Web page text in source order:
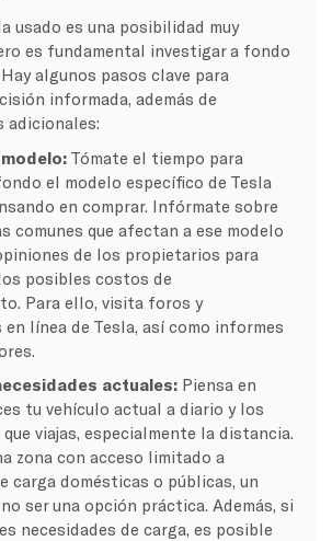
usado es una posibilidad muy
es fundamental investigar a fondo
algunos pasos clave para
informada, además de
adicionales:
Tómate el tiempo para
el modelo específico de Tesla
en comprar. Infórmate sobre
comunes que afectan a ese modelo
de los propietarios para
posibles costos de
Para ello, visita foros y
en línea de Tesla, así como informes
actuales: Piensa en
tu vehículo actual a diario y los
viajas, especialmente la distancia.
zona con acceso limitado a
carga domésticas o públicas, un
ser una opción práctica. Además, si
necesidades de carga, es posible